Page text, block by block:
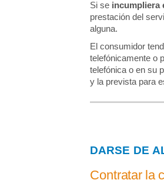
Si se incumpliera
prestación del
alguna.
El consumidor
telefónicamente o
telefónica o en su
y la prevista para
DARSE DE
Contratar la